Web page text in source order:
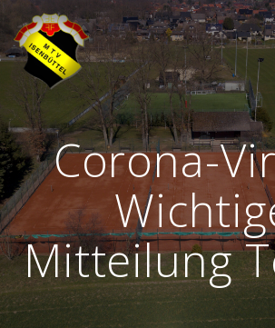
Zum
Inhalt
springen
Corona-
Mitteilung